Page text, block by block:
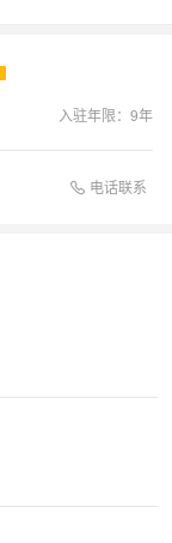
入驻年限： 9年
电话联系